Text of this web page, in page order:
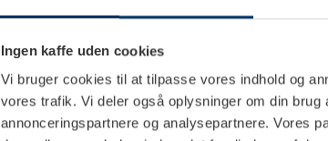
Ingen kaffe uden cookies
Vi bruger cookies til at tilpasse vores indhold og
vores trafik. Vi deler også oplysninger om din
annonceringspartnere og analysepartnere. Vores